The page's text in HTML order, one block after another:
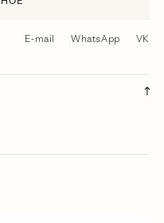
E-mail WhatsApp VK